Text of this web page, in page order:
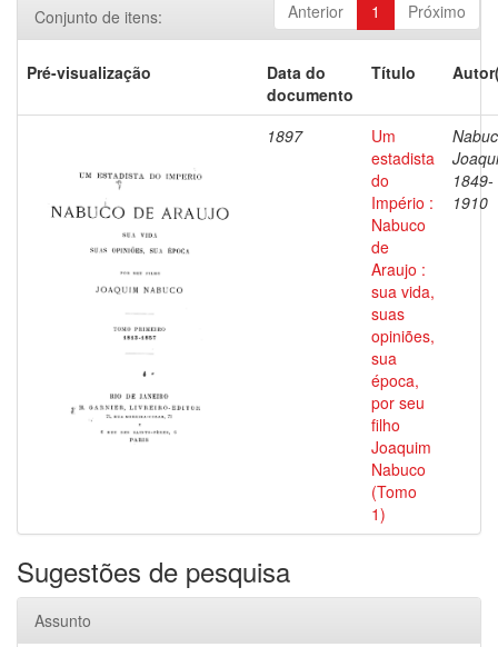
Anterior 1 Próximo
Conjunto de itens:
Pré-visualização
Data do
documento
Título
1897
Um
estadista
do
Império :
Nabuco
de
Araujo :
sua vida,
suas
opiniões,
sua
época,
por seu
filho
Joaquim
Nabuco
(Tomo
1)
1849-
1910
Sugestões de pesquisa
Assunto